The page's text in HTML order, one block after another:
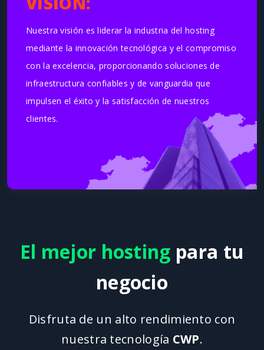
Nuestra visión es liderar la industria del hosting
mediante la innovación tecnológica y el compromiso
con la excelencia, proporcionando soluciones de
infraestructura confiables y de vanguardia que
impulsen el éxito y la satisfacción de nuestros
clientes.
el mejor hosting para tu
negocio
Disfruta de un alto rendimiento con
nuestra tecnología CWP.